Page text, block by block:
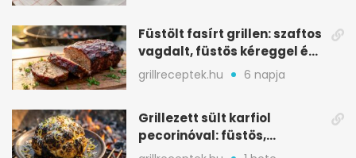
Füstölt fasírt grillen: szaftos
vagdalt, füstös kéreggel és
BBQ mázzal
grillreceptek.hu 6 napja
Grillezett sült karfiol
pecorinóval: füstös,
karamellizált nyári kedvenc